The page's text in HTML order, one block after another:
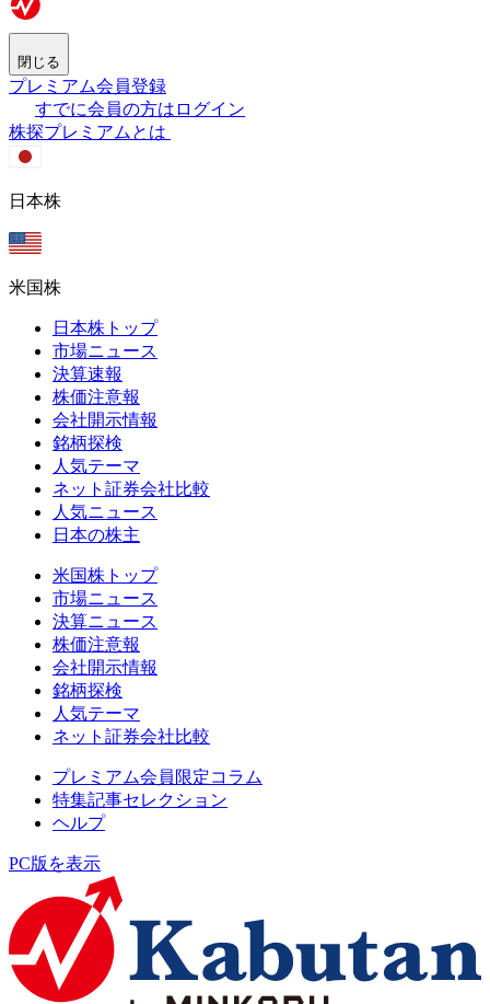
閉じる
プレミアム会員登録
すでに会員の方はログイン
株探プレミアムとは
日本株
米国株
日本株トップ
市場ニュース
決算速報
株価注意報
会社開示情報
銘柄探検
人気テーマ
ネット証券会社比較
人気ニュース
日本の株主
米国株トップ
市場ニュース
決算ニュース
株価注意報
会社開示情報
銘柄探検
人気テーマ
ネット証券会社比較
プレミアム会員限定コラム
特集記事セレクション
ヘルプ
PC版を表示